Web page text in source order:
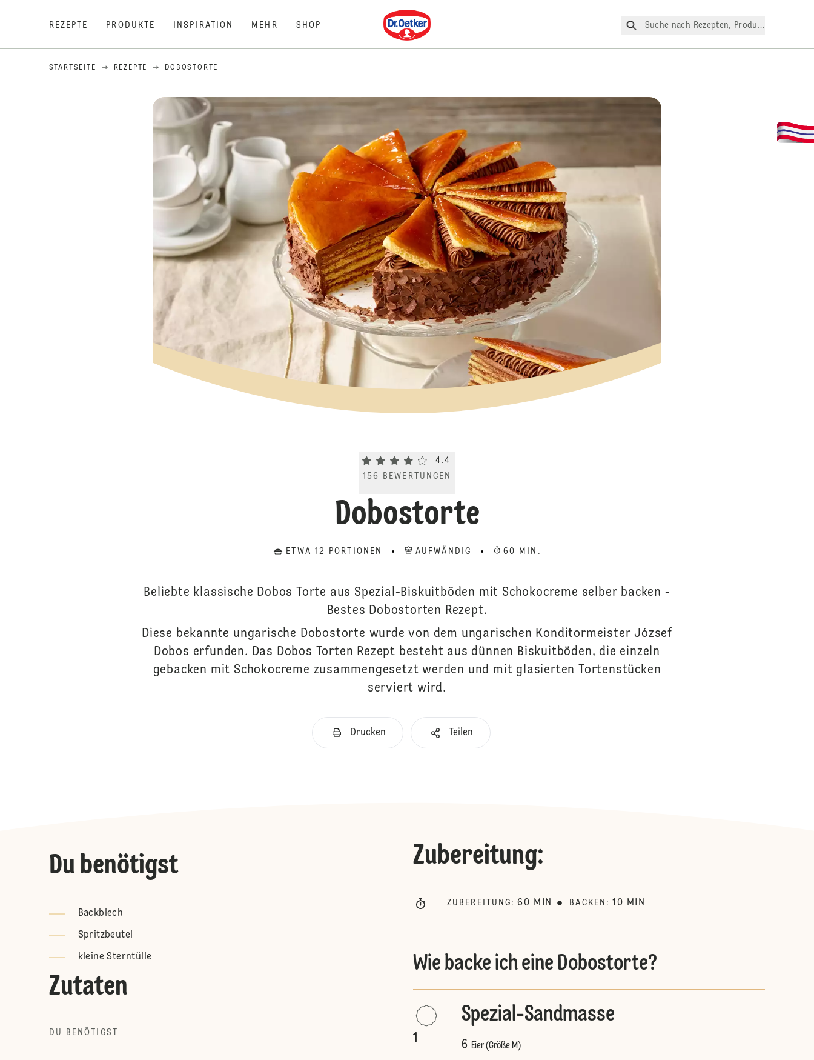
REZEPTE PRODUKTE INSPIRATION MEHR SHOP
Dr. Oetker
Suche nach Rezepten, Produkte, etc.
STARTSEITE REZEPTE DOBOSTORTE
Current rating 4.4. Click to rate.
4.4
156
BEWERTUNGEN
Dobostorte
ETWA 12 PORTIONEN AUFWÄNDIG 60 MIN.
Beliebte klassische Dobos Torte aus Spezial-Biskuitböden mit Schokocreme selber backen -
Bestes Dobostorten Rezept.
Diese bekannte ungarische Dobostorte wurde von dem ungarischen Konditormeister József
Dobos erfunden. Das Dobos Torten Rezept besteht aus dünnen Biskuitböden, die einzeln
gebacken mit Schokocreme zusammengesetzt werden und mit glasierten Tortenstücken
serviert wird.
Drucken Teilen
Du benötigst
Backblech
Spritzbeutel
kleine Sterntülle
Zutaten
DU BENÖTIGST
Zubereitung:
ZUBEREITUNG : 60 MIN BACKEN : 10 MIN
Wie backe ich eine Dobostorte?
1
Spezial-Sandmasse
6 Eier (Größe M)